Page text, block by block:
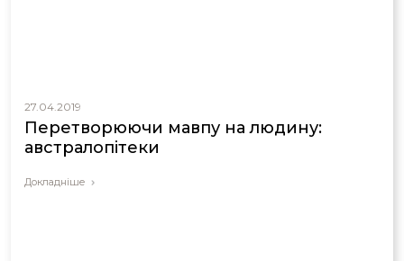
27.04.2019
Перетворюючи мавпу на людину:
австралопітеки
Докладніше